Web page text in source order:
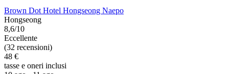
Brown Dot Hotel Hongseong Naepo
Hongseong
8,6/10
Eccellente
(32 recensioni)
48 €
tasse e oneri inclusi